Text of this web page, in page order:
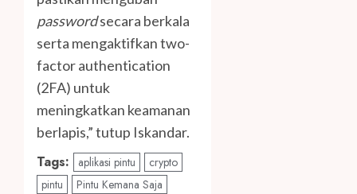
passwordsecara berkala
serta mengaktifkan two-
factor authentication
(2FA) untuk
meningkatkan keamanan
berlapis,” tutup Iskandar.
Tags: aplikasi pintu
crypto
pintu
Pintu Kemana Saja